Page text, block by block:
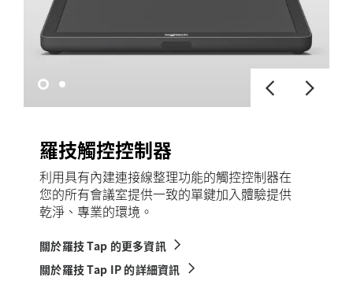
羅技觸控控制器
利用具有內建連接線整理功能的觸控控制器在
您的所有會議室提供一致的單鍵加入體驗提供
乾淨、專業的環境。
關於羅技 Tap 的更多資訊
關於羅技 Tap IP 的詳細資訊